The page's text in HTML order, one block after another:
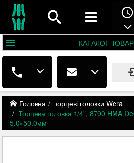
КАТАЛОГ
Головна
торцеві головки Wera
Торцева головка 1/4", 8790 HMA
5.0×50.0мм